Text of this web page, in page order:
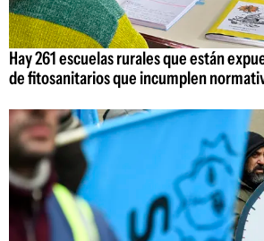
Hay 261 escuelas rurales que están
de fitosanitarios que incumplen